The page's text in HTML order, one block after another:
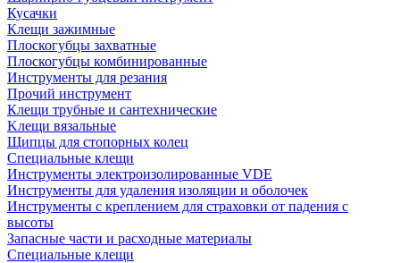
Кусачки
Клещи зажимные
Плоскогубцы захватные
Плоскогубцы комбинированные
Инструменты для резания
Прочий инструмент
Клещи трубные и сантехнические
Kлещи вязальные
Щипцы для стопорных колец
Специальные клещи
Инструменты электроизолированные VDE
Инструменты для удаления изоляции и оболочек
Инструменты с креплением для страховки от падения с
высоты
Запасные части и расходные материалы
Специальные клещи